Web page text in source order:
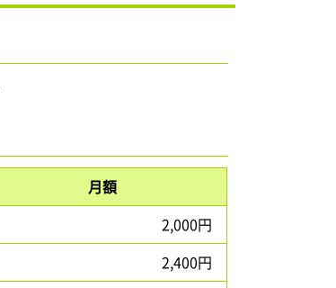
月額
2,000円
2,400円